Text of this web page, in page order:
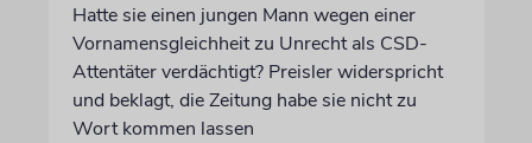
Hatte sie einen jungen Mann wegen einer
Vornamensgleichheit zu Unrecht als CSD-
Attentäter verdächtigt? Preisler widerspricht
und beklagt, die Zeitung habe sie nicht zu
Wort kommen lassen